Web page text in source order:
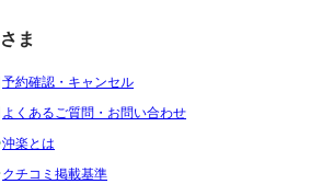
ま
予約確認・キャンセル
よくあるご質問・お問い合わせ
沖楽とは
クチコミ掲載基準